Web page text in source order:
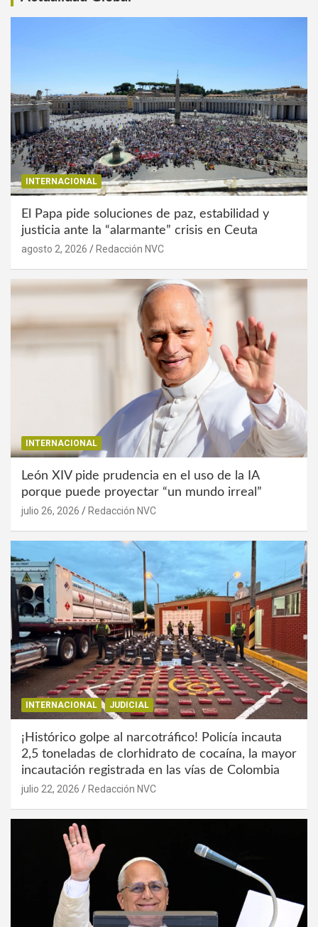
INTERNACIONAL
El Papa pide soluciones de paz, estabilidad y
justicia ante la “alarmante” crisis en Ceuta
agosto 2, 2026 Redacción NVC
INTERNACIONAL
León XIV pide prudencia en el uso de la IA
porque puede proyectar “un mundo irreal”
julio 26, 2026 Redacción NVC
INTERNACIONAL JUDICIAL
¡Histórico golpe al narcotráfico! Policía incauta
2,5 toneladas de clorhidrato de cocaína, la mayor
incautación registrada en las vías de Colombia
julio 22, 2026 Redacción NVC